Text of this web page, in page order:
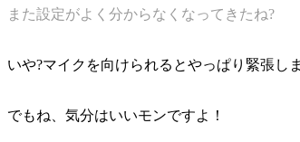
また設定がよく分からなくなってきたね?
いや?マイクを向けられるとやっぱり緊張し
でもね、気分はいいモンですよ！